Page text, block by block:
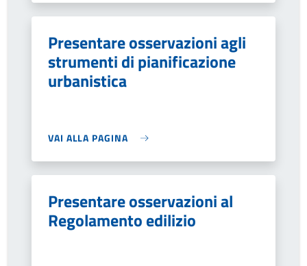
Presentare osservazioni agli
strumenti di pianificazione
urbanistica
VAI ALLA PAGINA
Presentare osservazioni al
Regolamento edilizio